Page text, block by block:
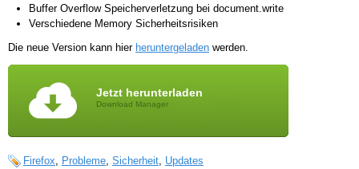
Buffer Overflow Speicherverletzung bei document.write
Verschiedene Memory Sicherheitsrisiken
Die neue Version kann hier heruntergeladen werden.
Jetzt herunterladen
Download Manager
Firefox, Probleme, Sicherheit, Updates